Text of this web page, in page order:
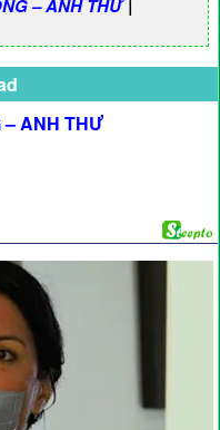
– ANH THƯ|
ANH THƯ